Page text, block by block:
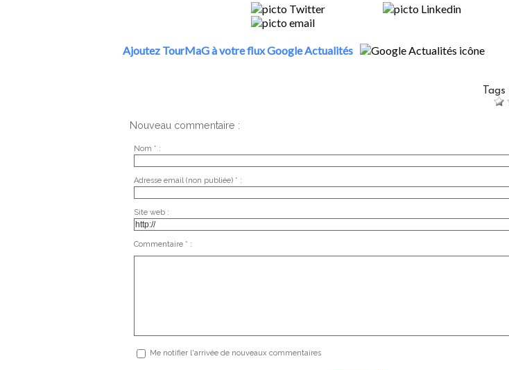
Ajoutez TourMaG à votre flux Google Actualités
Tags
Nouveau commentaire :
Nom * :
Adresse email (non publiée) * :
Site web :
Commentaire * :
Me notifier l'arrivée de nouveaux commentaires